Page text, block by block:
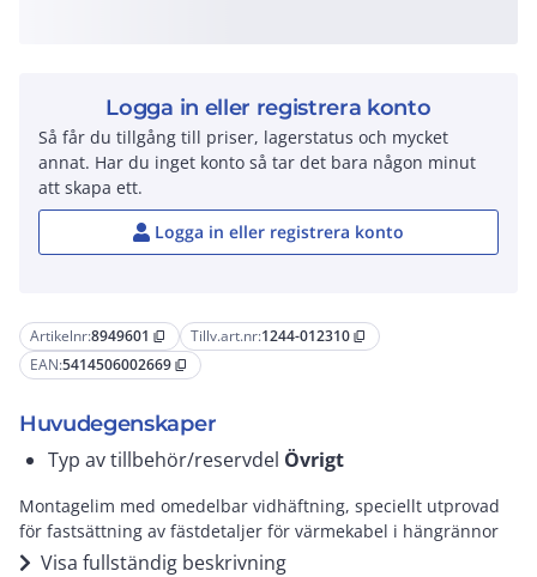
Artikelnr:8949601 content_copy Tillv.art.nr:1244-012310 content_copy
EAN:5414506002669 content_copy
Huvudegenskaper
Typ av tillbehör/reservdel Övrigt
Montagelim med omedelbar vidhäftning, speciellt utprovad
för fastsättning av fästdetaljer för värmekabel i hängrännor
Visa fullständig beskrivning
Logga in eller registrera konto
Så får du tillgång till priser, lagerstatus och mycket
annat. Har du inget konto så tar det bara någon minut
att skapa ett.
Logga in eller registrera konto